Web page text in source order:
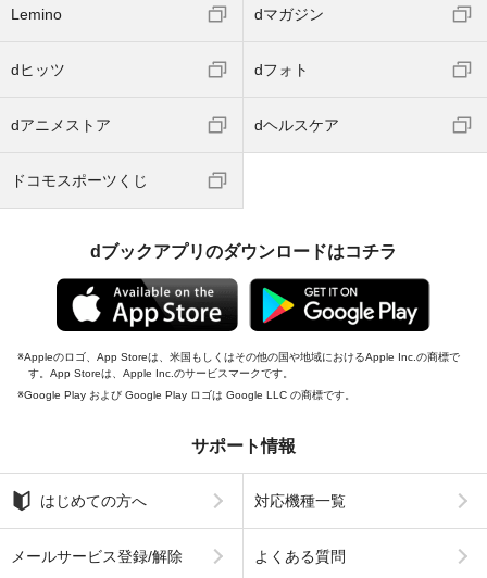
Lemino dマガジン
dヒッツ dフォト
dアニメストア dヘルスケア
ドコモスポーツくじ
dブックアプリのダウンロードはコチラ
Appleのロゴ、App Storeは、米国もしくはその他の国や地域におけるApple Inc.の商標で
す。App Storeは、Apple Inc.のサービスマークです。
Google Play および Google Play ロゴは Google LLC の商標です。
サポート情報
はじめての方へ 対応機種一覧
メールサービス登録/解除 よくある質問